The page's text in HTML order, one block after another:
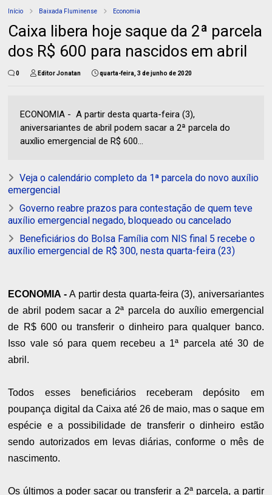
Início Baixada Fluminense Economia
Caixa libera hoje saque da 2ª parcela
dos R$ 600 para nascidos em abril
0 Editor Jonatan quarta-feira, 3 de junho de 2020
ECONOMIA - A partir desta quarta-feira (3),
aniversariantes de abril podem sacar a 2ª parcela do
auxílio emergencial de R$ 600...
Veja o calendário completo da 1ª parcela do novo auxílio
emergencial
Governo reabre prazos para contestação de quem teve
auxílio emergencial negado, bloqueado ou cancelado
Beneficiários do Bolsa Família com NIS final 5 recebe o
auxílio emergencial de R$ 300, nesta quarta-feira (23)
ECONOMIA -A partir desta quarta-feira (3), aniversariantes
de abril podem sacar a 2ª parcela do auxílio emergencial
de R$ 600 ou transferir o dinheiro para qualquer banco.
Isso vale só para quem recebeu a 1ª parcela até 30 de
abril.
Todos esses beneficiários receberam depósito em
poupança digital da Caixa até 26 de maio, mas o saque em
espécie e a possibilidade de transferir o dinheiro estão
sendo autorizados em levas diárias, conforme o mês de
nascimento.
Os últimos a poder sacar ou transferir a 2ª parcela, a partir